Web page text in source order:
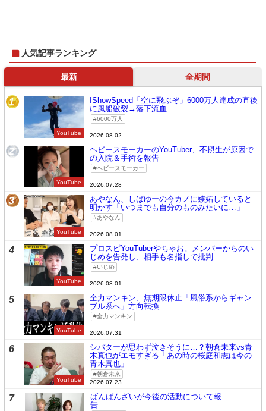
人気記事ランキング
最新 全期間
1
YouTube
IShowSpeed「空に飛ぶぞ」6000万人達成の直後
に風船破裂→落下流血
6000万人
2026.08.02
2
YouTube
ヘビースモーカーのYouTuber、不摂生が原因で
の入院＆手術を報告
ヘビースモーカー
2026.07.28
3
YouTube
あやなん、しばゆーの今カノに嫉妬していると
明かす「いつまでも自分のものみたいに…」
あやなん
2026.08.01
4
YouTube
プロスピYouTuberやちゃお。メンバーからのい
じめを告発し、相手も名指しで批判
いじめ
2026.08.01
5
YouTube
全力マンキン、無期限休止「風俗系からギャン
ブル系へ」方向転換
全力マンキン
2026.07.31
6
YouTube
シバターが思わず泣きそうに…？朝倉未来vs青
木真也がエモすぎる「あの時の桜庭和志は今の
青木真也」
朝倉未来
2026.07.23
7
ばんばんざいが今後の活動について報
告